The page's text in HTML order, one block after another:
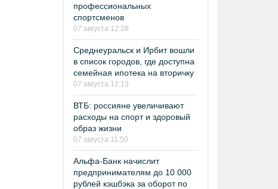
профессиональных
спортсменов
07 августа 12:28
Среднеуральск и Ирбит вошли
в список городов, где доступна
семейная ипотека на вторичку
07 августа 12:13
ВТБ: россияне увеличивают
расходы на спорт и здоровый
образ жизни
07 августа 11:50
Альфа-Банк начислит
предпринимателям до 10 000
рублей кэшбэка за оборот по